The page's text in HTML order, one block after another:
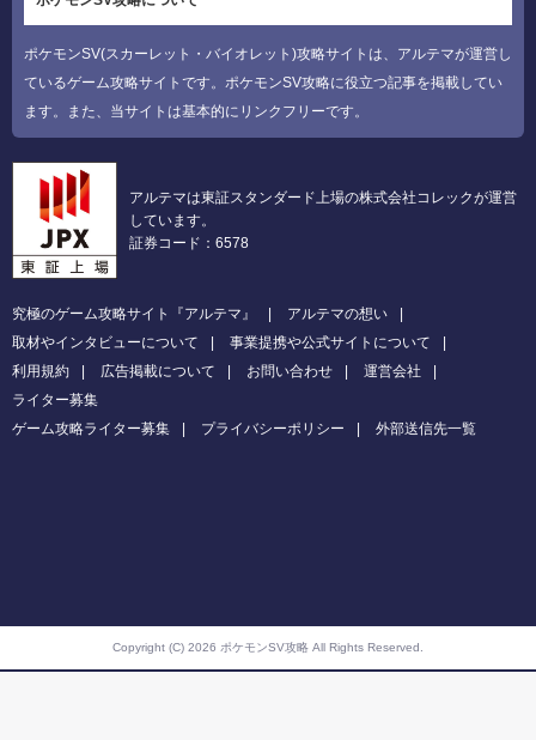
ポケモンSV(スカーレット・バイオレット)攻略サイトは、アルテマが運営し
ているゲーム攻略サイトです。ポケモンSV攻略に役立つ記事を掲載してい
ます。また、当サイトは基本的にリンクフリーです。
アルテマは東証スタンダード上場の株式会社コレックが運営
しています。
証券コード：6578
究極のゲーム攻略サイト『アルテマ』
アルテマの想い
取材やインタビューについて
事業提携や公式サイトについて
利用規約
広告掲載について お問い合わせ
運営会社
ライター募集
ゲーム攻略ライター募集
プライバシーポリシー 外部送信先一覧
Copyright (C) 2026 ポケモンSV攻略 All Rights Reserved.